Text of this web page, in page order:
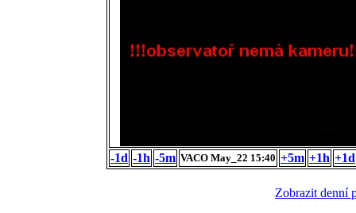
-1d -1h -5m VACO May_22 15:40 +5m +1h +1d
Zobrazit denní